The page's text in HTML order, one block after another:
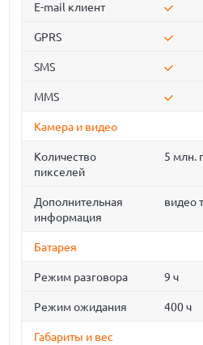
E-mail клиент
GPRS
SMS
MMS
Камера и видео
Количество
пикселей
5 млн.
Дополнительная
информация
видео
Батарея
Режим разговора 9 ч
Режим ожидания 400 ч
Габариты и вес